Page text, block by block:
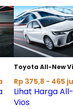
Toyota All-New
Rp 375,8 - 465
Lihat Harga
Vios